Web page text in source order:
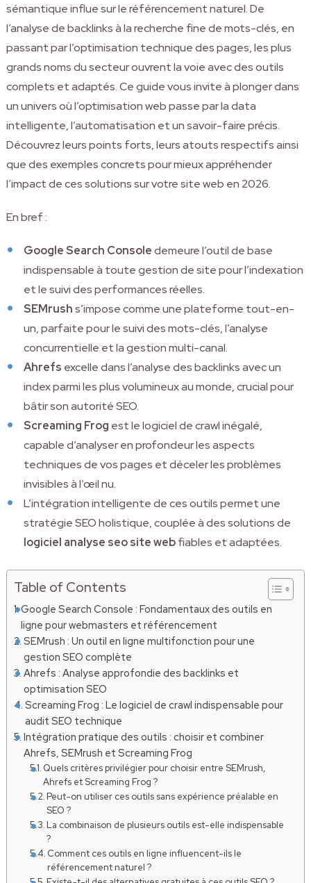
sémantique influe sur le référencement naturel. De
l’analyse de backlinks à la recherche fine de mots-clés, en
passant par l’optimisation technique des pages, les plus
grands noms du secteur ouvrent la voie avec des outils
complets et adaptés. Ce guide vous invite à plonger dans
un univers où l’optimisation web passe par la data
intelligente, l’automatisation et un savoir-faire précis.
Découvrez leurs points forts, leurs atouts respectifs ainsi
que des exemples concrets pour mieux appréhender
l’impact de ces solutions sur votre site web en 2026.
En bref :
Google Search Consoledemeure l’outil de base
indispensable à toute gestion de site pour l’indexation
et le suivi des performances réelles.
SEMrushs’impose comme une plateforme tout-en-
un, parfaite pour le suivi des mots-clés, l’analyse
concurrentielle et la gestion multi-canal.
Ahrefs excelle dans l’analyse des backlinks avec un
index parmi les plus volumineux au monde, crucial pour
bâtir son autorité SEO.
Screaming Frog est le logiciel de crawl inégalé,
capable d’analyser en profondeur les aspects
techniques de vos pages et déceler les problèmes
invisibles à l’œil nu.
L’intégration intelligente de ces outils permet une
stratégie SEO holistique, couplée à des solutions de
logiciel analyse seo site webfiables et adaptées.
Table of Contents
Google Search Console : Fondamentaux des outils en
ligne pour webmasters et référencement
SEMrush : Un outil en ligne multifonction pour une
gestion SEO complète
Ahrefs : Analyse approfondie des backlinks et
optimisation SEO
Screaming Frog : Le logiciel de crawl indispensable pour
audit SEO technique
Intégration pratique des outils : choisir et combiner
Ahrefs, SEMrush et Screaming Frog
Quels critères privilégier pour choisir entre SEMrush,
Ahrefs et Screaming Frog ?
Peut-on utiliser ces outils sans expérience préalable en
SEO ?
La combinaison de plusieurs outils est-elle indispensable
?
Comment ces outils en ligne influencent-ils le
référencement naturel ?